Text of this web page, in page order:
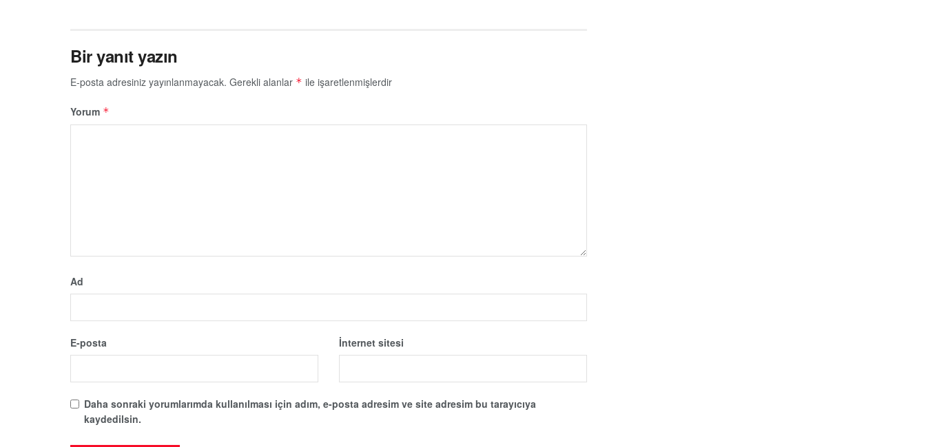
Bir yanıt yazın
E-posta adresiniz yayınlanmayacak. Gerekli alanlar * ile işaretlenmişlerdir
Yorum *
Ad
E-posta İnternet sitesi
Daha sonraki yorumlarımda kullanılması için adım, e-posta adresim ve site adresim bu tarayıcıya
kaydedilsin.